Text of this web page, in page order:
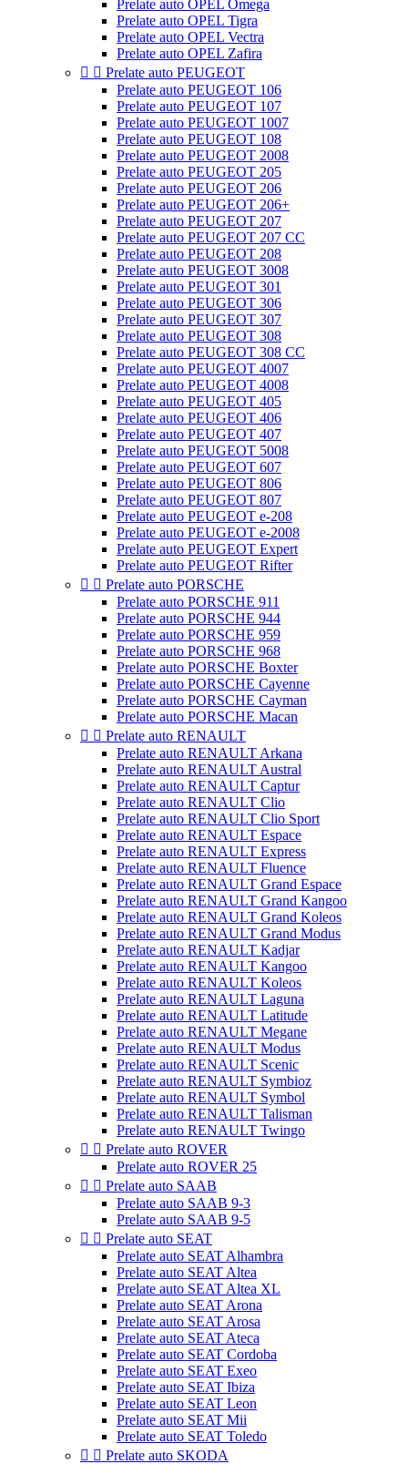
Prelate auto OPEL Omega
Prelate auto OPEL Tigra
Prelate auto OPEL Vectra
Prelate auto OPEL Zafira
  Prelate auto PEUGEOT
Prelate auto PEUGEOT 106
Prelate auto PEUGEOT 107
Prelate auto PEUGEOT 1007
Prelate auto PEUGEOT 108
Prelate auto PEUGEOT 2008
Prelate auto PEUGEOT 205
Prelate auto PEUGEOT 206
Prelate auto PEUGEOT 206+
Prelate auto PEUGEOT 207
Prelate auto PEUGEOT 207 CC
Prelate auto PEUGEOT 208
Prelate auto PEUGEOT 3008
Prelate auto PEUGEOT 301
Prelate auto PEUGEOT 306
Prelate auto PEUGEOT 307
Prelate auto PEUGEOT 308
Prelate auto PEUGEOT 308 CC
Prelate auto PEUGEOT 4007
Prelate auto PEUGEOT 4008
Prelate auto PEUGEOT 405
Prelate auto PEUGEOT 406
Prelate auto PEUGEOT 407
Prelate auto PEUGEOT 5008
Prelate auto PEUGEOT 607
Prelate auto PEUGEOT 806
Prelate auto PEUGEOT 807
Prelate auto PEUGEOT e-208
Prelate auto PEUGEOT e-2008
Prelate auto PEUGEOT Expert
Prelate auto PEUGEOT Rifter
  Prelate auto PORSCHE
Prelate auto PORSCHE 911
Prelate auto PORSCHE 944
Prelate auto PORSCHE 959
Prelate auto PORSCHE 968
Prelate auto PORSCHE Boxter
Prelate auto PORSCHE Cayenne
Prelate auto PORSCHE Cayman
Prelate auto PORSCHE Macan
  Prelate auto RENAULT
Prelate auto RENAULT Arkana
Prelate auto RENAULT Austral
Prelate auto RENAULT Captur
Prelate auto RENAULT Clio
Prelate auto RENAULT Clio Sport
Prelate auto RENAULT Espace
Prelate auto RENAULT Express
Prelate auto RENAULT Fluence
Prelate auto RENAULT Grand Espace
Prelate auto RENAULT Grand Kangoo
Prelate auto RENAULT Grand Koleos
Prelate auto RENAULT Grand Modus
Prelate auto RENAULT Kadjar
Prelate auto RENAULT Kangoo
Prelate auto RENAULT Koleos
Prelate auto RENAULT Laguna
Prelate auto RENAULT Latitude
Prelate auto RENAULT Megane
Prelate auto RENAULT Modus
Prelate auto RENAULT Scenic
Prelate auto RENAULT Symbioz
Prelate auto RENAULT Symbol
Prelate auto RENAULT Talisman
Prelate auto RENAULT Twingo
  Prelate auto ROVER
Prelate auto ROVER 25
  Prelate auto SAAB
Prelate auto SAAB 9-3
Prelate auto SAAB 9-5
  Prelate auto SEAT
Prelate auto SEAT Alhambra
Prelate auto SEAT Altea
Prelate auto SEAT Altea XL
Prelate auto SEAT Arona
Prelate auto SEAT Arosa
Prelate auto SEAT Ateca
Prelate auto SEAT Cordoba
Prelate auto SEAT Exeo
Prelate auto SEAT Ibiza
Prelate auto SEAT Leon
Prelate auto SEAT Mii
Prelate auto SEAT Toledo
  Prelate auto SKODA